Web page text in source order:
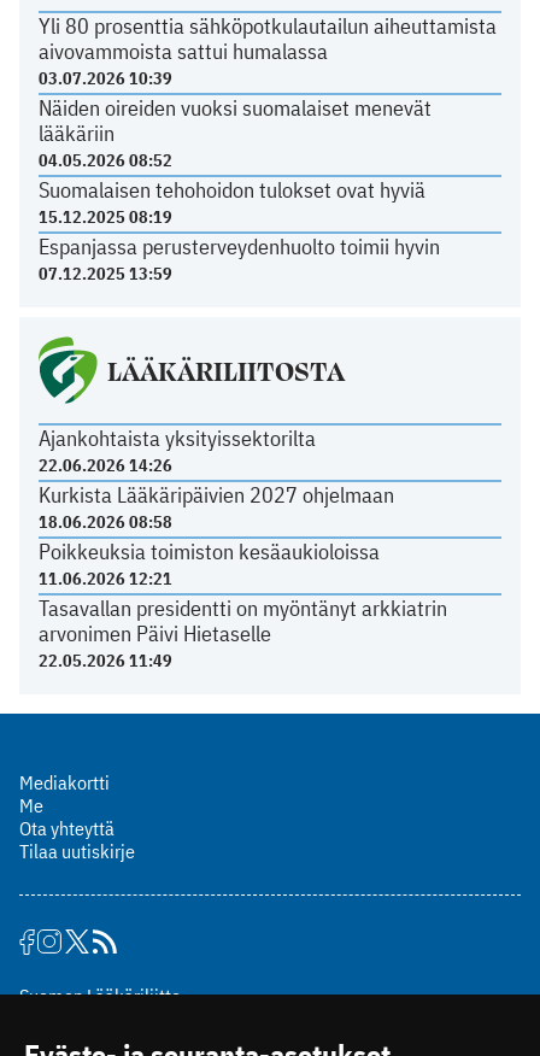
Yli 80 prosenttia sähköpotkulautailun aiheuttamista
aivovammoista sattui humalassa
03.07.2026 10:39
Näiden oireiden vuoksi suomalaiset menevät
lääkäriin
04.05.2026 08:52
Suomalaisen tehohoidon tulokset ovat hyviä
15.12.2025 08:19
Espanjassa perusterveydenhuolto toimii hyvin
07.12.2025 13:59
LÄÄKÄRILIITOSTA
Ajankohtaista yksityissektorilta
22.06.2026 14:26
Kurkista Lääkäripäivien 2027 ohjelmaan
18.06.2026 08:58
Poikkeuksia toimiston kesäaukioloissa
11.06.2026 12:21
Tasavallan presidentti on myöntänyt arkkiatrin
arvonimen Päivi Hietaselle
22.05.2026 11:49
Mediakortti
Me
Ota yhteyttä
Tilaa uutiskirje
Suomen Lääkäriliitto